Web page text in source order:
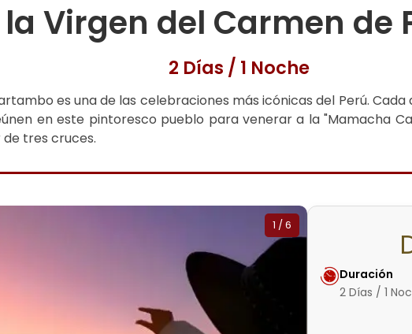
la Virgen del Carmen
2 Días / 1 Noche
es una de las celebraciones más icónicas del Perú.
en este pintoresco pueblo para venerar a la "Mamacha
tres cruces.
2 /6
Duración
2 Días / 1